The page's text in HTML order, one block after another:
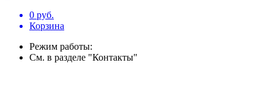
0 руб.
Корзина
Режим работы:
См. в разделе "Контакты"